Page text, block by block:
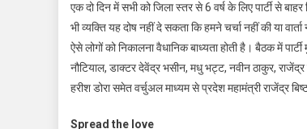
एक दो दिन में सभी को जिला स्तर से 6 वर्ष के लिए पार्टी से
भी व्यक्ति यह दोष नहीं दे सकता कि हमने चर्चा नहीं की या
ऐसे लोगों को निकालना वैधानिक बाध्यता होती है। बैठक में
नौटियाल, डाक्टर देवेंद्र भसीन, मधु भट्ट, नवीन ठाकुर, राजेंद्र
हरीश डोरा समेत वर्चुअल माध्यम से प्रदेश महामंत्री राजेंद्र
Spread the love